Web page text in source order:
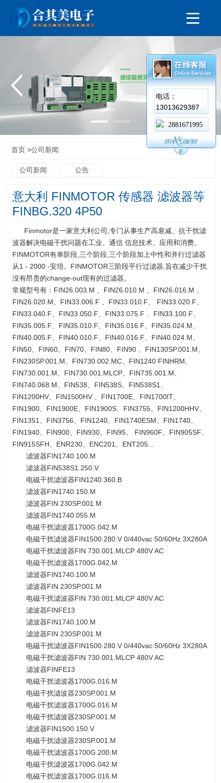
电话：
13013629387
2881671995
首页 >公司新闻
公司新闻 公告
意大利 FINMOTOR 传感器 滤波器等
FINBG.320 4P50
Finmotor是一家意大利公司,专门从事生产高衰减、抗干扰滤
波器解决电磁干扰问题在工业、通信 信息技术、应用和消费。
FINMOTOR有单阶段,三个阶段,三个阶段加上中性和并行过滤器
从1 - 2000 -安培。FINMOTOR三阶段平行过滤器,旨在减少干扰
没有昂贵的change-out现有的过滤器。
常规型号有：FIN26.003.M 、FIN26.010.M 、FIN26.016.M 、
FIN26.020.M、FIN33.006.F 、FIN33.010.F、 FIN33.020.F、
FIN33.040.F、FIN33.050.F、FIN33.075.F 、FIN33.100.F、
FIN35.005.F、FIN35.010.F、FIN35.016.F、FIN35.024.M、
FIN40.005.F、FIN40.010.F、FIN40.016.F、FIN40.024.M、
FIN50、FIN60、FIN70、FIN80、FIN90 、FIN130SP.001.M、
FIN230SP.001.M、FIN730.002.MC、FIN1240 FINHRM、
FIN730.001.M、FIN730.001.MLCP、FIN735.001.M、
FIN740.068.M、FIN538、FIN538S、FIN538S1、
FIN1200HV、FIN1500HV 、FIN1700E、FIN1700IT、
FIN1900、FIN1900E、FIN1900S、FIN3755、FIN1200HHV、
FIN1351、FIN3756、FIN1240、FIN1740ESM、FIN1740、
FIN1940、FIN900、FIN930、FIN95、 FIN960F、FIN905SF、
FIN915SFH、ENR230、ENC201、ENT205...
滤波器FIN1740.100.M
滤波器FIN538S1.250.V
电磁干扰滤波器FIN1240.360.B
滤波器FIN1740.150.M
滤波器FIN 230SP.001.M
滤波器FIN1740.055.M
电磁干扰滤波器1700G.042.M
电磁干扰滤波器FIN1500.280.V 0/440vac 50/60Hz 3X280A
电磁干扰滤波器FIN 730.001.MLCP 480V AC
电磁干扰滤波器1700G.042.M
滤波器FIN1740.100.M
滤波器FIN 230SP.001.M
电磁干扰滤波器FIN 730.001.MLCP 480V AC
滤波器FINFE13
滤波器FIN1740.100.M
滤波器FIN 230SP.001.M
电磁干扰滤波器FIN1500.280.V 0/440vac 50/60Hz 3X280A
电磁干扰滤波器FIN 730.001.MLCP 480V AC
滤波器FINFE13
电磁干扰滤波器1700G.016.M
电磁干扰滤波器230SP.001.M
电磁干扰滤波器1700G.016.M
电磁干扰滤波器230SP.001.M
滤波器FIN1500.150.V
电磁干扰滤波器230SP.001.M
电磁干扰滤波器1700G.200.M
电磁干扰滤波器1700G.042.M
电磁干扰滤波器1700G.016.M